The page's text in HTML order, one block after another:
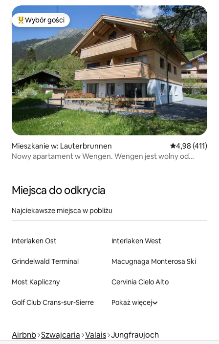
Najpopularniejsze z kategorii Wybór gości
Wybór gości
Mieszkanie w: Lauterbrunnen Średnia
4,98 (411)
Nowy apartament w Wengen. Wengen jest wolny od
Miejsca do odkrycia
Najciekawsze miejsca w pobliżu
Interlaken Ost Interlaken West
Grindelwald Terminal Macugnaga Monterosa Ski
Most Kapliczny Cervinia Cielo Alto
Golf Club Crans-sur-Sierre Pokaż więcej
Airbnb Szwajcaria Valais Jungfraujoch